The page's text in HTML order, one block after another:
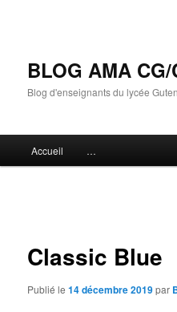
BLOG AMA CG/
Blog d'enseignants du lycée
principal
Accueil …
Classic Blue
Publié le14 décembre 2019par